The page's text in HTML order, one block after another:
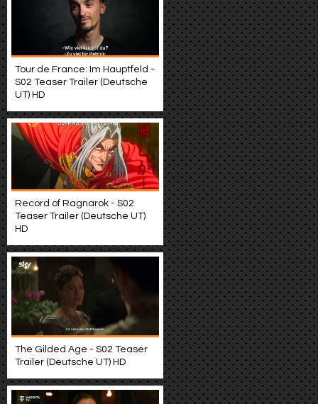
Tour de France: Im Hauptfeld -
S02 Teaser Trailer (Deutsche
UT) HD
Record of Ragnarok - S02
Teaser Trailer (Deutsche UT)
HD
The Gilded Age - S02 Teaser
Trailer (Deutsche UT) HD